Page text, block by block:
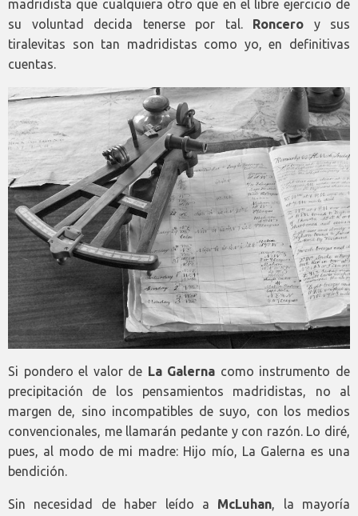
madridista que cualquiera otro que en el libre ejercicio de
su voluntad decida tenerse por tal. Roncero y sus
tiralevitas son tan madridistas como yo, en definitivas
cuentas.
Si pondero el valor de La Galerna como instrumento de
precipitación de los pensamientos madridistas, no al
margen de, sino incompatibles de suyo, con los medios
convencionales, me llamarán pedante y con razón. Lo diré,
pues, al modo de mi madre: Hijo mío, La Galerna es una
bendición.
Sin necesidad de haber leído a McLuhan, la mayoría